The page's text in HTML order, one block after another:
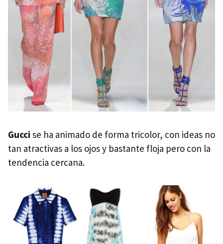
Gucci se ha animado de forma tricolor, con ideas no
tan atractivas a los ojos y bastante floja pero con la
tendencia cercana.